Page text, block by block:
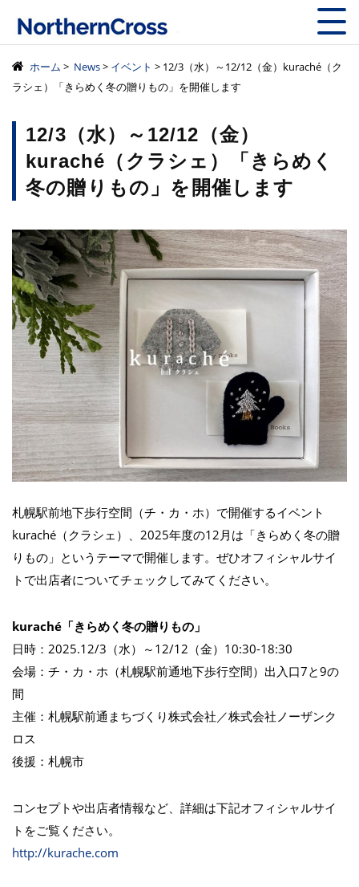
株式会社ノーザン
ホーム > News> イベント > 12/3（水）～12/12（金）kuraché（ク
ラシェ）「きらめく冬の贈りもの」を開催します
12/3（水）～12/12（金）
kuraché（クラシェ）「きらめく
冬の贈りもの」を開催します
札幌駅前地下歩行空間（チ・カ・ホ）で開催するイベント
kuraché（クラシェ）、2025年度の12月は「きらめく冬の贈
りもの」というテーマで開催します。ぜひオフィシャルサイ
トで出店者についてチェックしてみてください。
kuraché「きらめく冬の贈りもの」
日時：2025.12/3（水）～12/12（金）10:30-18:30
会場：チ・カ・ホ（札幌駅前通地下歩行空間）出入口7と9の
間
主催：札幌駅前通まちづくり株式会社／株式会社ノーザンク
ロス
後援：札幌市
コンセプトや出店者情報など、詳細は下記オフィシャルサイ
トをご覧ください。
http://kurache.com